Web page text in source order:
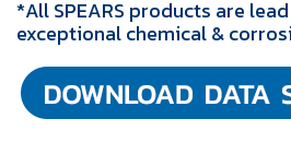
*All SPEARS products are
exceptional chemical &